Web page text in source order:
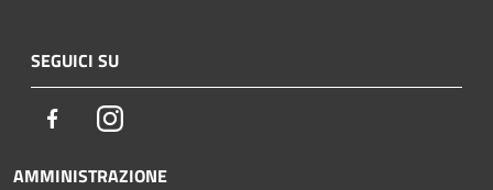
SEGUICI SU
FacebookInstagram
AMMINISTRAZIONE